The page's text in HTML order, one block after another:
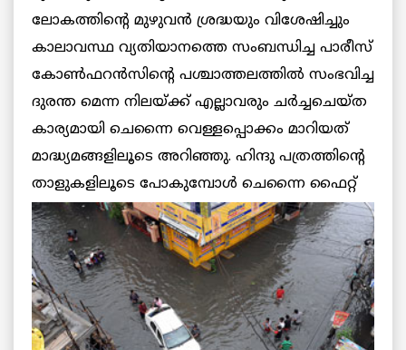
ലോകത്തിന്റെ മുഴുവന്‍ ശ്രദ്ധയും വിശേഷിച്ചും
കാലാവസ്ഥ വ്യതിയാനത്തെ സംബന്ധിച്ച പാരീസ്
കോണ്‍ഫറന്‍സിന്റെ പശ്ചാത്തലത്തില്‍ സംഭവിച്ച
ദുരന്ത മെന്ന നിലയ്ക്ക് എല്ലാവരും ചര്‍ച്ചചെയ്ത
കാര്യമായി ചെന്നൈ വെള്ളപ്പൊക്കം മാറിയത്
മാദ്ധ്യമങ്ങളിലൂടെ അറിഞ്ഞു. ഹിന്ദു പത്രത്തിന്റെ
താളുകളിലൂടെ പോകുമ്പോള്‍ ചെന്നൈ ഫൈറ്റ്